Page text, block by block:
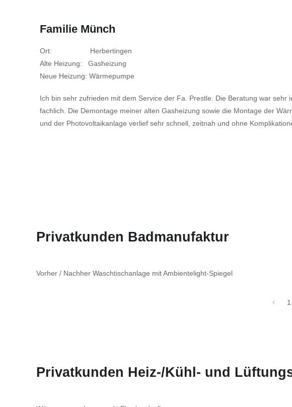
Familie Münch
Ort: Herbertingen
Alte Heizung: Gasheizung
Neue Heizung: Wärmepumpe
Ich bin sehr zufrieden mit dem Service der Fa. Prestle. Die Beratung war sehr
fachlich. Die Demontage meiner alten Gasheizung sowie die Montage der
und der Photovoltaikanlage verlief sehr schnell, zeitnah und ohne
Privatkunden Badmanufaktur
Vorher / Nachher Waschtischanlage mit Ambientelight-Spiegel
1
Privatkunden Heiz-/Kühl- und